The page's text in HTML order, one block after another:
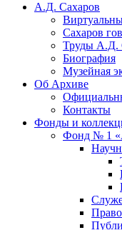
А.Д. Сахаров
Сахаров
Труды А.Д.
Биография
Музейная
Об Архиве
Контакты
Фонды и
Фонд № 1